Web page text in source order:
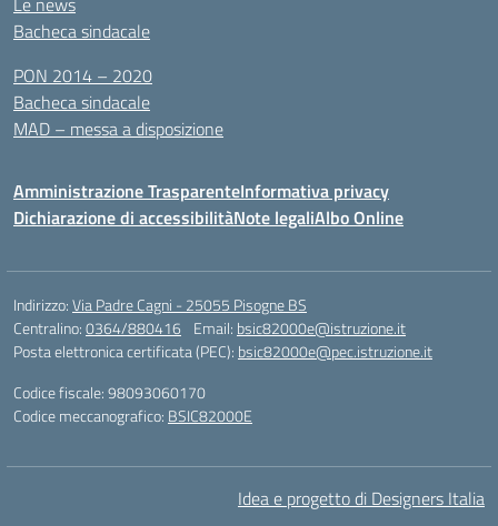
Bacheca sindacale
PON 2014 – 2020
Bacheca sindacale
MAD – messa a disposizione
Amministrazione TrasparenteInformativa privacy
Dichiarazione di accessibilitàNote legaliAlbo Online
Indirizzo:Via Padre Cagni - 25055 Pisogne BS
Centralino:0364/880416 Email: bsic82000e@istruzione.it
Posta elettronica certificata (PEC): bsic82000e@pec.istruzione.it
Codice fiscale: 98093060170
Codice meccanografico: BSIC82000E
Idea e progetto di Designers Italia